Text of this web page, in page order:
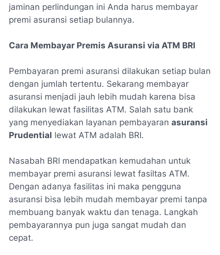
jaminan perlindungan ini Anda harus membayar
premi asuransi setiap bulannya.
Cara Membayar Premis Asuransi via ATM BRI
Pembayaran premi asuransi dilakukan setiap bulan
dengan jumlah tertentu. Sekarang membayar
asuransi menjadi jauh lebih mudah karena bisa
dilakukan lewat fasilitas ATM. Salah satu bank
yang menyediakan layanan pembayaran asuransi
Prudential lewat ATM adalah BRI.
Nasabah BRI mendapatkan kemudahan untuk
membayar premi asuransi lewat fasiltas ATM.
Dengan adanya fasilitas ini maka pengguna
asuransi bisa lebih mudah membayar premi tanpa
membuang banyak waktu dan tenaga. Langkah
pembayarannya pun juga sangat mudah dan
cepat.